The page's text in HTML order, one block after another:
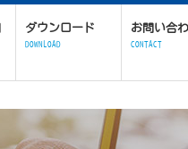
ダウンロード
DOWNLOAD
お問い合
CONTACT